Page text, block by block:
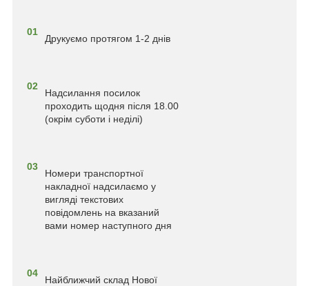
01
Друкуємо протягом 1-2 днів
02
Надсилання посилок
проходить щодня після 18.00
(окрім суботи і неділі)
03
Номери транспортної
накладної надсилаємо у
вигляді текстових
повідомлень на вказаний
вами номер наступного дня
04
Найближчий склад Нової